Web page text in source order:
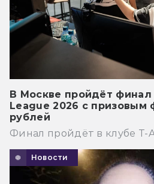
В Москве пройдёт финал
League 2026 с призовым
рублей
Финал пройдёт в клубе T-
Новости